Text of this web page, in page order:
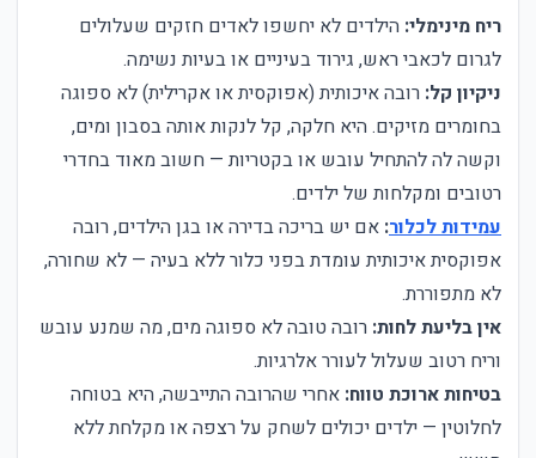
ריח מינימלי: הילדים לא יחשפו לאדים חזקים שעלולים
לגרום לכאבי ראש, גירוד בעיניים או בעיות נשימה.
ניקיון קל: רובה איכותית (אפוקסית או אקרילית) לא ספוגה
בחומרים מזיקים. היא חלקה, קל לנקות אותה בסבון ומים,
וקשה לה להתחיל עובש או בקטריות — חשוב מאוד בחדרי
רטובים ומקלחות של ילדים.
עמידות לכלור: אם יש בריכה בדירה או בגן הילדים, רובה
אפוקסית איכותית עומדת בפני כלור ללא בעיה — לא שחורה,
לא מתפוררת.
אין בליעת לחות: רובה טובה לא ספוגה מים, מה שמנע עובש
וריח רטוב שעלול לעורר אלרגיות.
בטיחות ארוכת טווח: אחרי שהרובה התייבשה, היא בטוחה
לחלוטין — ילדים יכולים לשחק על רצפה או מקלחת ללא